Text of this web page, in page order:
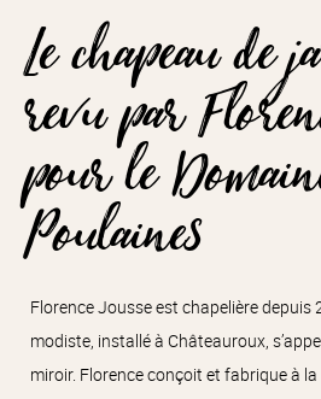
Le chapeau
revu par
pour le
Poulaines
Florence Jousse est chapelière depuis
modiste, installé à Châteauroux,
miroir. Florence conçoit et fabrique à